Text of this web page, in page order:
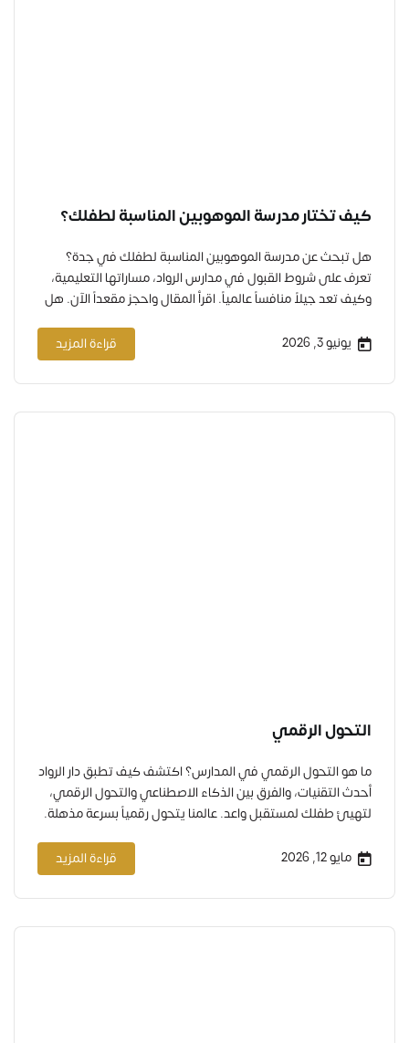
كيف تختار مدرسة الموهوبين المناسبة لطفلك؟
هل تبحث عن مدرسة الموهوبين المناسبة لطفلك في جدة؟
تعرف على شروط القبول في مدارس الرواد، مساراتها التعليمية،
وكيف تعد جيلاً منافساً عالمياً. اقرأ المقال واحجز مقعداً الآن. هل
غير معتادة، أو يظهر فضولاً معرفياً يفوق أقرانه؟ قد يكون طفلك
يونيو 3, 2026 قراءة المزيد
التحول الرقمي
ما هو التحول الرقمي في المدارس؟ اكتشف كيف تطبق دار الرواد
أحدث التقنيات، والفرق بين الذكاء الاصطناعي والتحول الرقمي،
لتهيئ طفلك لمستقبل واعد. عالمنا يتحول رقمياً بسرعة مذهلة.
لمتطلبات العصر. لهذا السبب، عندما تبحث عن مدرسة لطفلك في
مايو 12, 2026 قراءة المزيد